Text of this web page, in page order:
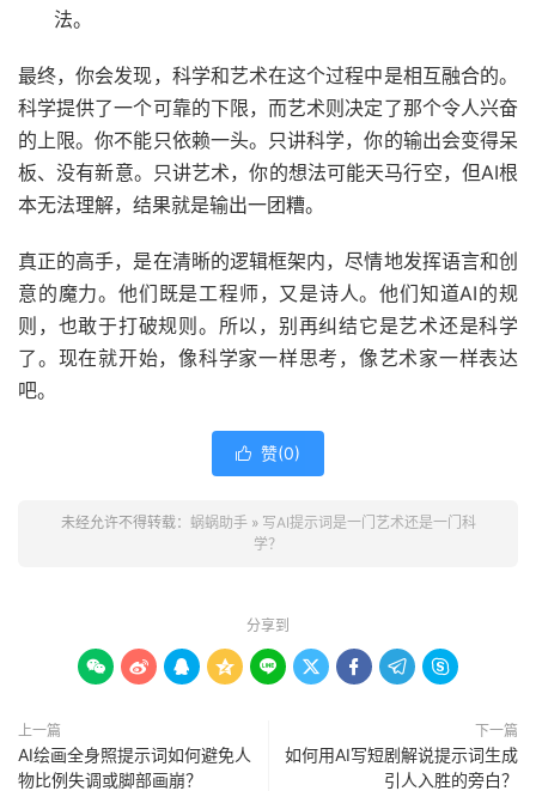
法。
最终，你会发现，科学和艺术在这个过程中是相互融合的。
科学提供了一个可靠的下限，而艺术则决定了那个令人兴奋
的上限。你不能只依赖一头。只讲科学，你的输出会变得呆
板、没有新意。只讲艺术，你的想法可能天马行空，但AI根
本无法理解，结果就是输出一团糟。
真正的高手，是在清晰的逻辑框架内，尽情地发挥语言和创
意的魔力。他们既是工程师，又是诗人。他们知道AI的规
则，也敢于打破规则。所以，别再纠结它是艺术还是科学
了。现在就开始，像科学家一样思考，像艺术家一样表达
吧。
 赞(0)
未经允许不得转载： 蜗蜗助手» 写AI提示词是一门艺术还是一门科
学？
分享到
        
上一篇
AI绘画全身照提示词如何避免人
物比例失调或脚部画崩？
下一篇
如何用AI写短剧解说提示词生成
引人入胜的旁白？